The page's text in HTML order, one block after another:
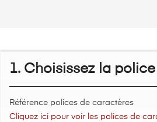
1. Choisissez la
Référence polices de caractères
Cliquez ici pour voir les polices de